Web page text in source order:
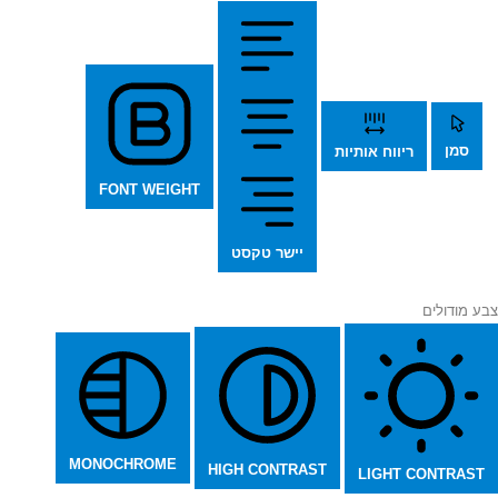
סמן ריווח אותיות
יישר טקסט
FONT WEIGHT
צבע מודולים
LIGHT CONTRAST
HIGH CONTRAST
MONOCHROME